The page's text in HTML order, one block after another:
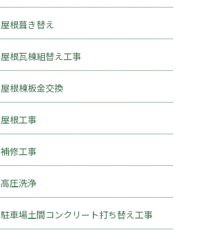
屋根葺き替え
屋根瓦棟組替え工事
屋根棟板金交換
屋根工事
補修工事
高圧洗浄
駐車場土間コンクリート打ち替え工事